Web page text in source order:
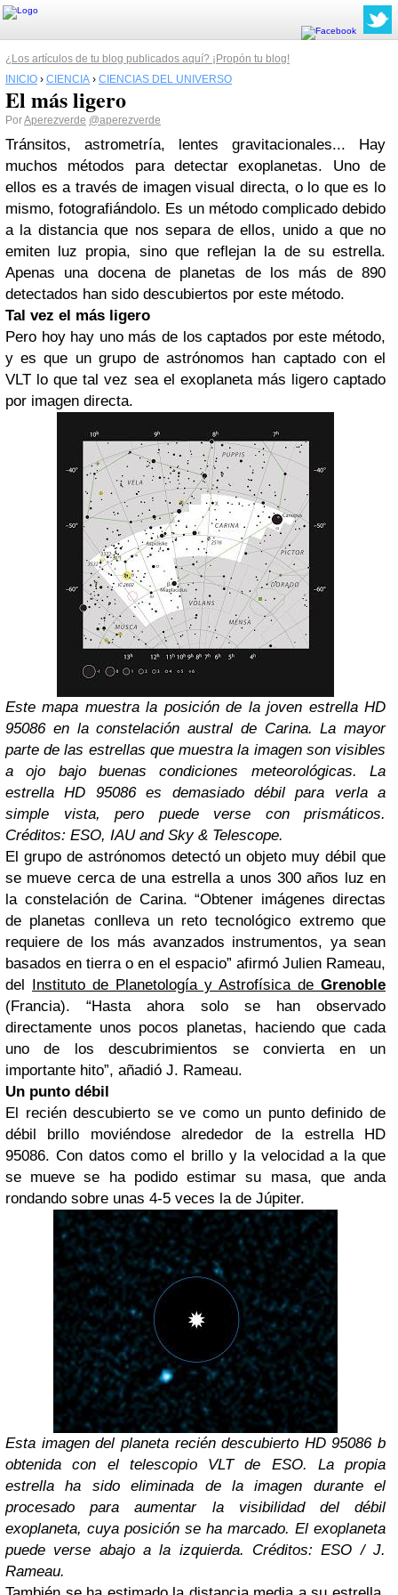
¿Los artículos de tu blog publicados aquí? ¡Propón tu blog!
INICIO › CIENCIA › CIENCIAS DEL UNIVERSO
El más ligero
PorAperezverde @aperezverde
Tránsitos, astrometría, lentes gravitacionales... Hay
muchos métodos para detectar exoplanetas. Uno de
ellos es a través de imagen visual directa, o lo que es lo
mismo, fotografiándolo. Es un método complicado debido
a la distancia que nos separa de ellos, unido a que no
emiten luz propia, sino que reflejan la de su estrella.
Apenas una docena de planetas de los más de 890
detectados han sido descubiertos por este método.
Tal vez el más ligero
Pero hoy hay uno más de los captados por este método,
y es que un grupo de astrónomos han captado con el
VLT lo que tal vez sea el exoplaneta más ligero captado
por imagen directa.
Este mapa muestra la posición de la joven estrella HD
95086 en la constelación austral de Carina. La mayor
parte de las estrellas que muestra la imagen son visibles
a ojo bajo buenas condiciones meteorológicas. La
estrella HD 95086 es demasiado débil para verla a
simple vista, pero puede verse con prismáticos.
Créditos: ESO, IAU and Sky & Telescope.
El grupo de astrónomos detectó un objeto muy débil que
se mueve cerca de una estrella a unos 300 años luz en
la constelación de Carina. “Obtener imágenes directas
de planetas conlleva un reto tecnológico extremo que
requiere de los más avanzados instrumentos, ya sean
basados en tierra o en el espacio” afirmó Julien Rameau,
del Instituto de Planetología y Astrofísica de Grenoble
(Francia). “Hasta ahora solo se han observado
directamente unos pocos planetas, haciendo que cada
uno de los descubrimientos se convierta en un
importante hito”, añadió J. Rameau.
Un punto débil
El recién descubierto se ve como un punto definido de
débil brillo moviéndose alrededor de la estrella HD
95086. Con datos como el brillo y la velocidad a la que
se mueve se ha podido estimar su masa, que anda
rondando sobre unas 4-5 veces la de Júpiter.
Esta imagen del planeta recién descubierto HD 95086 b
obtenida con el telescopio VLT de ESO. La propia
estrella ha sido eliminada de la imagen durante el
procesado para aumentar la visibilidad del débil
exoplaneta, cuya posición se ha marcado. El exoplaneta
puede verse abajo a la izquierda. Créditos: ESO / J.
Rameau.